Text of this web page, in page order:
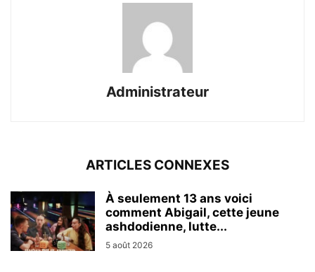
Administrateur
ARTICLES CONNEXES
À seulement 13 ans voici
comment Abigail, cette jeune
ashdodienne, lutte...
5 août 2026